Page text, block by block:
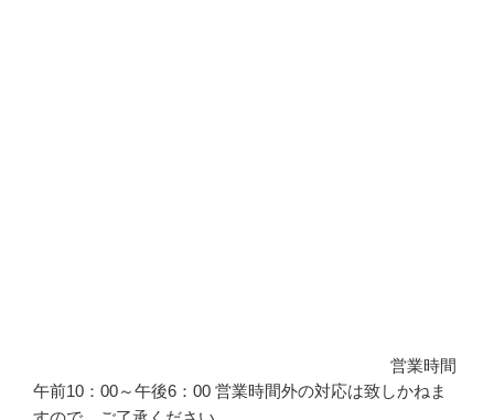
営業時間
午前10：00～午後6：00 営業時間外の対応は致しかねま